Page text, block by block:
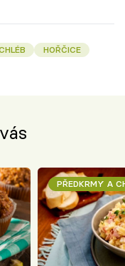
HOŘČICE
PŘEDKRMY A